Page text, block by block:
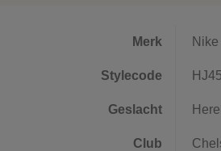
Merk Nike
Stylecode
Geslacht
Club